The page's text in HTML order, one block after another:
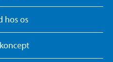
hos os